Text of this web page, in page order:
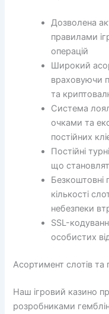
Дозволена
правилами
операцій
Широкий
враховуючи
та
Система
очками та
постійних
Постійні
що
Безкоштовні
кількості
небезпеки
SSL-
особистих
Асортимент слотів та
Наш ігровий казино
розробниками